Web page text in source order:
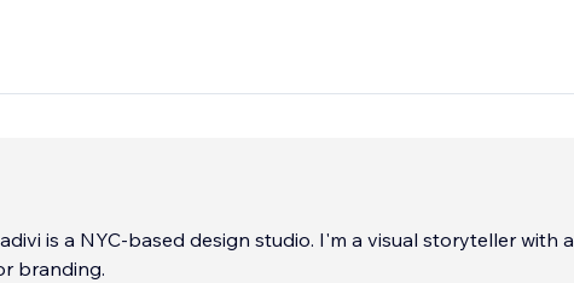
is a NYC-based design studio. I'm a visual storyteller with a
branding.